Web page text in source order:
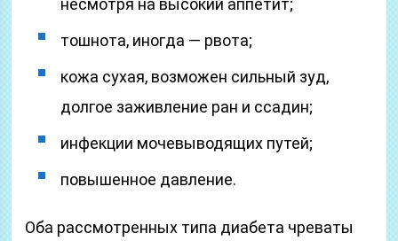
несмотря на высокий аппетит;
тошнота, иногда — рвота;
кожа сухая, возможен сильный зуд,
долгое заживление ран и ссадин;
инфекции мочевыводящих путей;
повышенное давление.
Оба рассмотренных типа диабета чреваты